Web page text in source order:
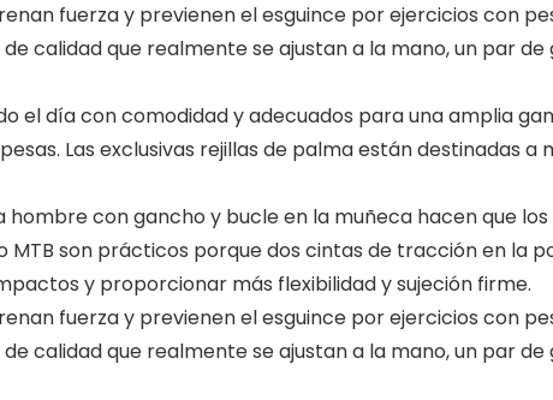
fuerza y previenen el esguince por ejercicios con
calidad que realmente se ajustan a la mano, un par
el día con comodidad y adecuados para una amplia
Las exclusivas rejillas de palma están destinadas
con gancho y bucle en la muñeca hacen que
MTB son prácticos porque dos cintas de tracción en la
y proporcionar más flexibilidad y sujeción firme.
fuerza y ​​previenen el esguince por ejercicios con
calidad que realmente se ajustan a la mano, un par